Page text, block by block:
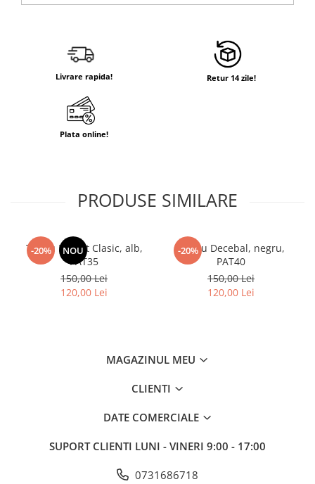
Livrare rapida! Retur 14 zile!
Plata online!
PRODUSE SIMILARE
-20% NOU
Tricou Patriot Clasic, alb,
PAT35
150,00 Lei
120,00 Lei
-20%
Tricou Decebal, negru,
PAT40
150,00 Lei
120,00 Lei
MAGAZINUL MEU
CLIENTI
DATE COMERCIALE
SUPORT CLIENTI LUNI - VINERI 9:00 - 17:00
0731686718